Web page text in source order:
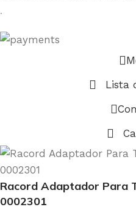
.
Lista
Racord Adaptador Para
0002301